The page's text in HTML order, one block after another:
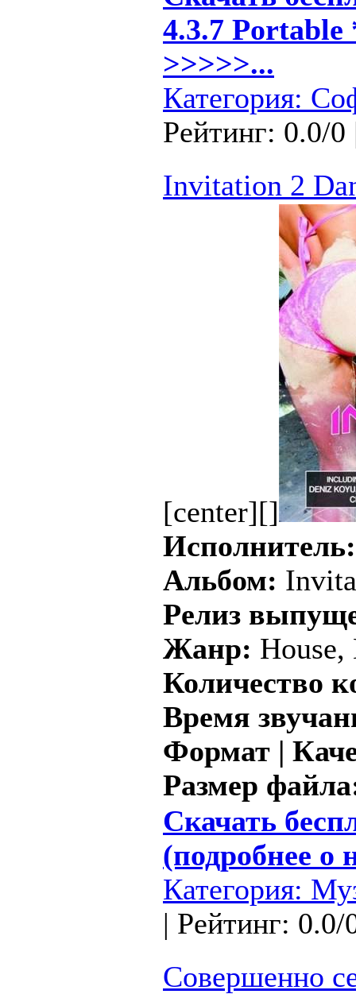
4.3.7
>>>>>...
Категория:
Рейтинг: 0.0/
Invitation 2
[center][]
Исполнитель:
Альбом:
Релиз
Жанр: House,
Количество
Время
Формат |
Размер
Скачать
(подробнее о
Категория:
| Рейтинг:
Совершенно